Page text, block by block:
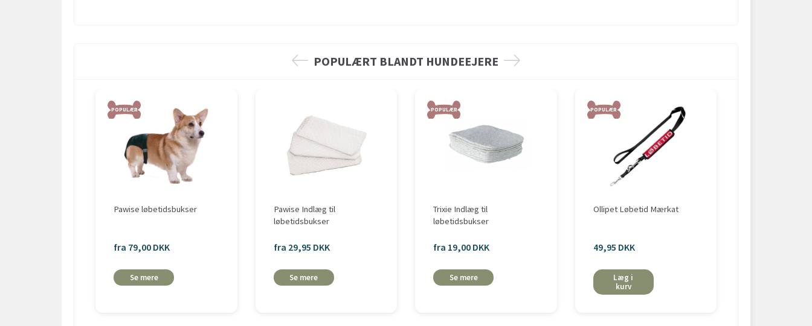
POPULÆRT BLANDT HUNDEEJERE
POPULÆR
Pawise løbetidsbukser
fra 79,00 DKK
Se mere
Pawise Indlæg til
løbetidsbukser
fra 29,95 DKK
Se mere
POPULÆR
Trixie Indlæg til
løbetidsbukser
fra 19,00 DKK
Se mere
POPULÆR
Ollipet Løbetid Mærkat
49,95 DKK
Læg i
kurv